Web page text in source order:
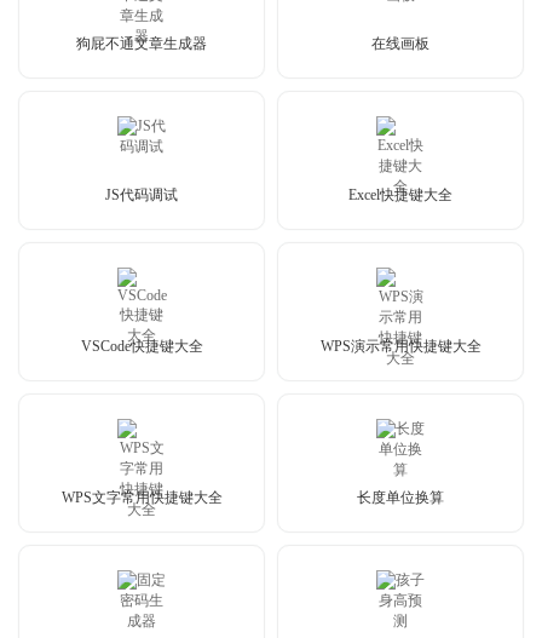
狗屁不通文章生成器 在线画板
JS代码调试 Excel快捷键大全
VSCode快捷键大全 WPS演示常用快捷键大全
WPS文字常用快捷键大全 长度单位换算